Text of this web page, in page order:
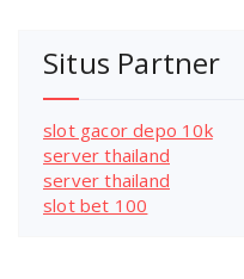
Situs Partner
slot gacor depo 10k
server thailand
server thailand
slot bet 100